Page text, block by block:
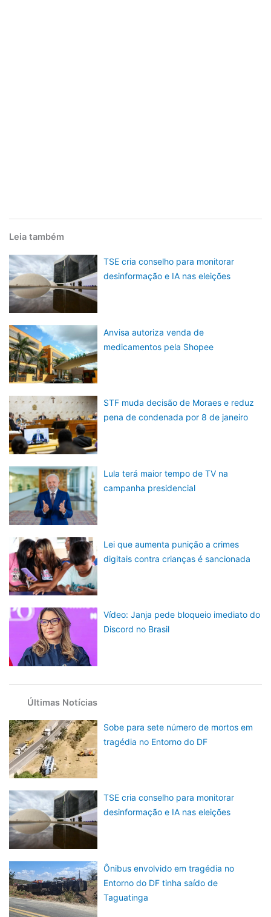
Leia também
TSE cria conselho para monitorar
desinformação e IA nas eleições
Anvisa autoriza venda de
medicamentos pela Shopee
STF muda decisão de Moraes e reduz
pena de condenada por 8 de janeiro
Lula terá maior tempo de TV na
campanha presidencial
Lei que aumenta punição a crimes
digitais contra crianças é sancionada
Vídeo: Janja pede bloqueio imediato do
Discord no Brasil
Últimas Notícias
Sobe para sete número de mortos em
tragédia no Entorno do DF
TSE cria conselho para monitorar
desinformação e IA nas eleições
Ônibus envolvido em tragédia no
Entorno do DF tinha saído de
Taguatinga